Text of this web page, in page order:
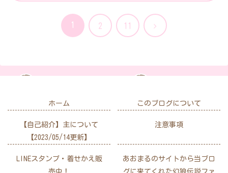
1 2 11 次
ホーム このブログについて
【自己紹介】主について
【2023/05/14更新】
注意事項
LINEスタンプ・着せかえ販
売中！
あおまるのサイトから当ブロ
グに来てくれた幻狼伝説ファ